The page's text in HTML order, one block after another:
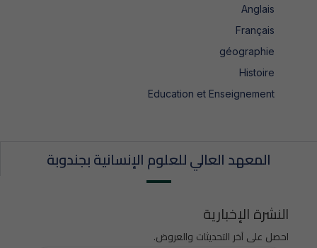
Anglais
Français
géographie
Histoire
Education et Enseignement
المعهد العالي للعلوم الإنسانية بجندوبة
النشرة الإخبارية
احصل على آخر التحديثات والعروض.